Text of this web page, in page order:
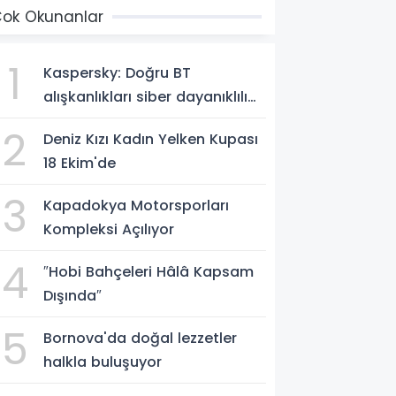
Okunanlar
1
Kaspersky: Doğru BT
alışkanlıkları siber dayanıklılığı
2
Deniz Kızı Kadın Yelken Kupası
18 Ekim'de
3
Kapadokya Motorsporları
Kompleksi Açılıyor
4
″Hobi Bahçeleri Hâlâ Kapsam
Dışında″
5
Bornova'da doğal lezzetler
halkla buluşuyor